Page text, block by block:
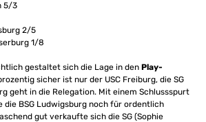
5/3
2/5
1/8
gestaltet sich die Lage in den Play-
sicher ist nur der USC Freiburg, die SG
geht in die Relegation. Mit einem Schlussspurt
die BSG Ludwigsburg noch für ordentlich
gut verkaufte sich die SG (Sophie